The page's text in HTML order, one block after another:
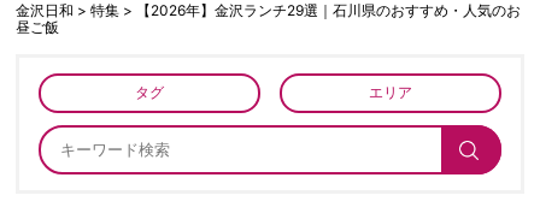
金沢日和 >特集 >
【2026年】金沢ランチ29選｜石川県のおすすめ・人気のお
昼ご飯
タグ エリア